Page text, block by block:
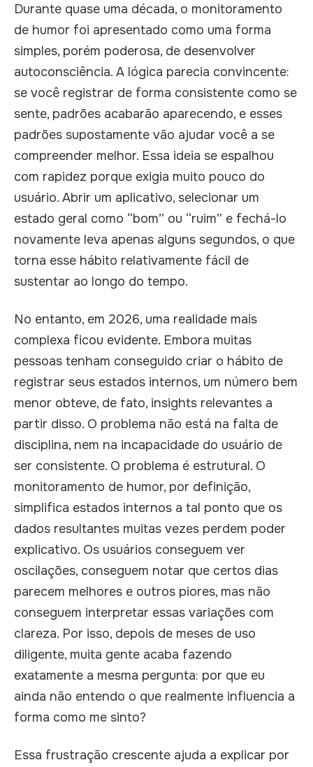
Durante quase uma década, o monitoramento
de humor foi apresentado como uma forma
simples, porém poderosa, de desenvolver
autoconsciência. A lógica parecia convincente:
se você registrar de forma consistente como se
sente, padrões acabarão aparecendo, e esses
padrões supostamente vão ajudar você a se
compreender melhor. Essa ideia se espalhou
com rapidez porque exigia muito pouco do
usuário. Abrir um aplicativo, selecionar um
estado geral como “bom” ou “ruim” e fechá-lo
novamente leva apenas alguns segundos, o que
torna esse hábito relativamente fácil de
sustentar ao longo do tempo.
No entanto, em 2026, uma realidade mais
complexa ficou evidente. Embora muitas
pessoas tenham conseguido criar o hábito de
registrar seus estados internos, um número bem
menor obteve, de fato, insights relevantes a
partir disso. O problema não está na falta de
disciplina, nem na incapacidade do usuário de
ser consistente. O problema é estrutural. O
monitoramento de humor, por definição,
simplifica estados internos a tal ponto que os
dados resultantes muitas vezes perdem poder
explicativo. Os usuários conseguem ver
oscilações, conseguem notar que certos dias
parecem melhores e outros piores, mas não
conseguem interpretar essas variações com
clareza. Por isso, depois de meses de uso
diligente, muita gente acaba fazendo
exatamente a mesma pergunta: por que eu
ainda não entendo o que realmente influencia a
forma como me sinto?
Essa frustração crescente ajuda a explicar por